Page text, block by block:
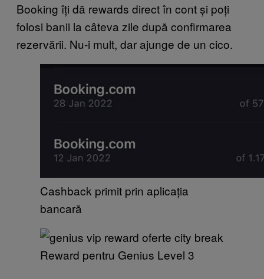
Booking îți dă rewards direct în cont și poți
folosi banii la câteva zile după confirmarea
rezervării. Nu-i mult, dar ajunge de un cico.
Cashback primit prin aplicația
bancară
Reward pentru Genius Level 3